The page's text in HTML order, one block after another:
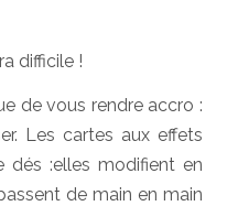
difficile !
de vous rendre accro :
Les cartes aux effets
dés :elles modifient en
de main en main